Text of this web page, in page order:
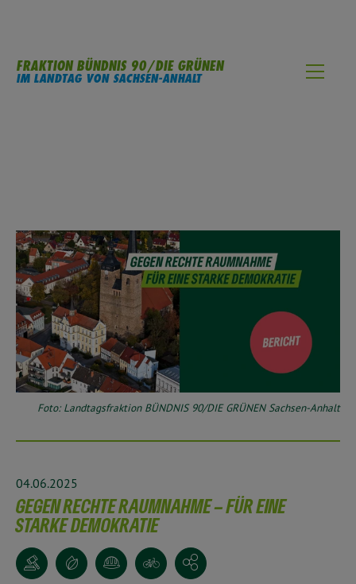
FRAKTION BÜNDNIS 90/DIE GRÜNEN
IM LANDTAG VON SACHSEN-ANHALT
Foto: Landtagsfraktion BÜNDNIS 90/DIE GRÜNEN Sachsen-Anhalt
04.06.2025
GEGEN RECHTE RAUMNAHME – FÜR EINE
STARKE DEMOKRATIE